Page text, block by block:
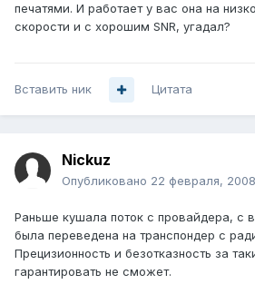
печатями. И работает у вас она на
скорости и с хорошим SNR, угадал?
Вставить ник Цитата
Nickuz
Опубликовано 22 февраля, 2008
Раньше кушала поток с провайдера, с
была переведена на транспондер с
Прецизионность и безотказность за
гарантировать не сможет.